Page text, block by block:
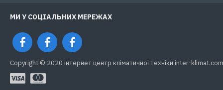
МИ У СОЦІАЛЬНИХ МЕРЕЖАХ
Copyright © 2020 інтернет центр кліматичної техніки inter-